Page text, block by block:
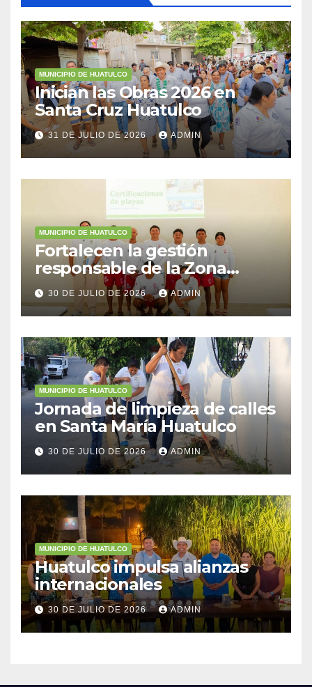
MUNICIPIO DE HUATULCO
Inician las Obras 2026 en
Santa Cruz Huatulco
31 DE JULIO DE 2026 ADMIN
MUNICIPIO DE HUATULCO
Fortalecen la gestión
responsable de la Zona
Federal Marítimo Terrestre
30 DE JULIO DE 2026 ADMIN
MUNICIPIO DE HUATULCO
Jornada de limpieza de calles
en Santa María Huatulco
30 DE JULIO DE 2026 ADMIN
MUNICIPIO DE HUATULCO
Huatulco impulsa alianzas
internacionales
30 DE JULIO DE 2026 ADMIN